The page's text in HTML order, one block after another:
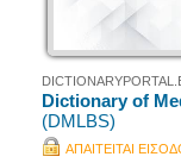
Dictionary of
(DMLBS)
ΑΠΑΙΤΕΙΤΑΙ